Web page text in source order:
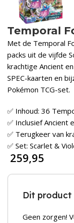
Temporal
Met de Temporal
packs uit de vijfde
krachtige Ancient
SPEC-kaarten en
Pokémon TCG-set.
✅ Inhoud: 36
✅ Inclusief Ancient
✅ Terugkeer van
✅ Set: Scarlet &
259,95
Dit product
Geen zorgen!